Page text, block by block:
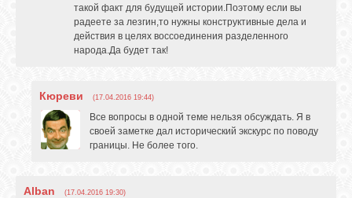
такой факт для будущей истории.Поэтому если вы
радеете за лезгин,то нужны конструктивные дела и
действия в целях воссоединения разделенного
народа.Да будет так!
Кюреви (17.04.2016 19:44)
Все вопросы в одной теме нельзя обсуждать. Я в
своей заметке дал исторический экскурс по поводу
границы. Не более того.
Alban (17.04.2016 19:30)